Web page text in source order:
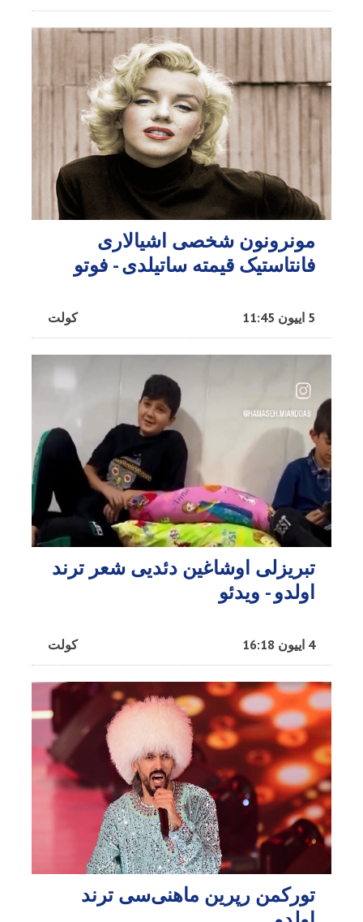
مونرونون شخصی اشیالاری
فانتاستیک قیمته ساتیلدی - فوتو
کولت 5 اییون 11:45
تبریزلی اوشاغین دئدیی شعر ترند
اولدو - ویدئو
کولت 4 اییون 16:18
تورکمن رپرین ماهنی‌سی ترند